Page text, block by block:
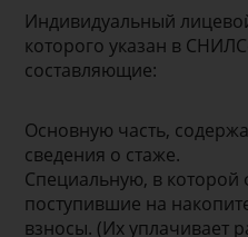
Индивидуальный
которого указан в
составляющие:
Основную часть,
сведения о стаже.
Специальную, в которой
поступившие на
взносы. (Их уплачивает